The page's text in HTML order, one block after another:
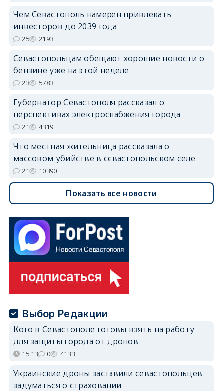
Чем Севастополь намерен привлекать
инвесторов до 2039 года
25 2193
Севастопольцам обещают хорошие новости о
бензине уже на этой неделе
23 5783
Губернатор Севастополя рассказал о
перспективах электроснабжения города
21 4319
Что местная жительница рассказала о
массовом убийстве в севастопольском селе
21 10390
Показать все новости
Выбор Редакции
Кого в Севастополе готовы взять на работу
для защиты города от дронов
15:13 0 4133
Украинские дроны заставили севастопольцев
задуматься о страховании